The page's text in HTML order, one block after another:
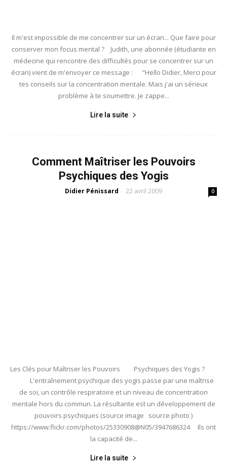
Il m'est impossible de me concentrer sur un écran... Que faire pour
conserver mon focus mental ? Judith, une abonnée (étudiante en
médecine qui rencontre des difficultés pour se concentrer sur un
écran) vient de m'envoyer ce message : "Hello Didier, Merci pour
tes conseils sur la concentration mentale. Mais j'ai un sérieux
problème à te soumettre. Je zappe...
Lire la suite
Comment Maîtriser les Pouvoirs
Psychiques des Yogis
Didier Pénissard - 22 avril 2009 0
Les Clés pour Maîtriser les Pouvoirs Psychiques des Yogis ?
L'entraînement psychique des yogis passe par une maîtrise
de soi, un contrôle respiratoire et un niveau de concentration
mentale hors du commun. La résultante est un développement de
pouvoirs psychiques (source image source photo )
https://www.flickr.com/photos/25330908@N05/3947686324 Ils ont
la capacité de...
Lire la suite